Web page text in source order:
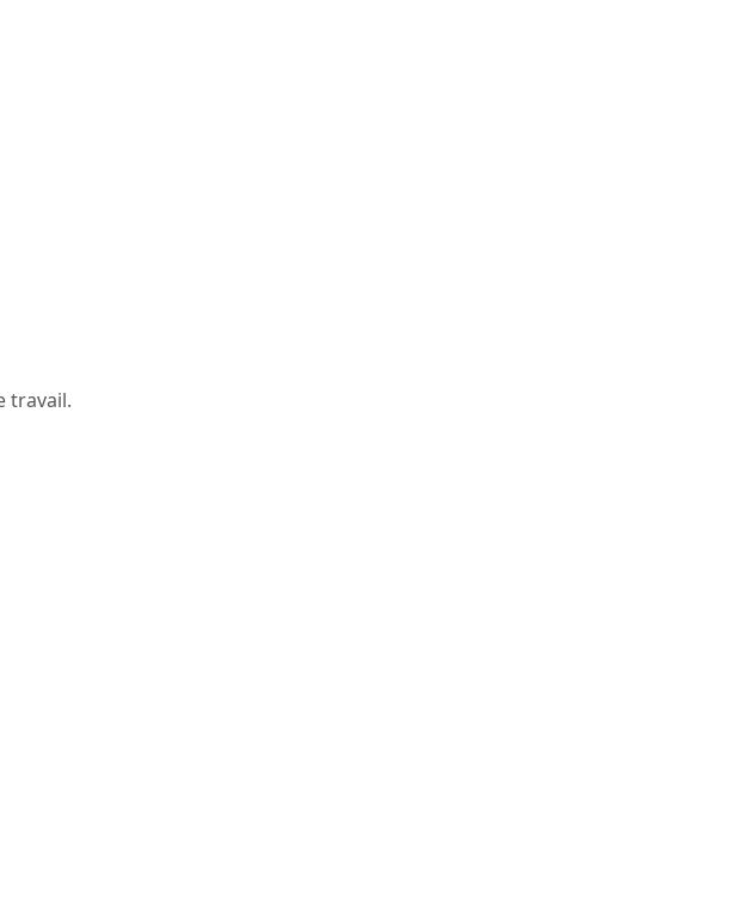
travail.